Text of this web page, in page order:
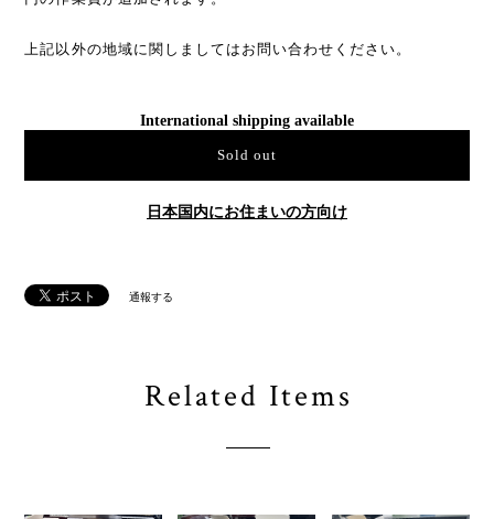
上記以外の地域に関しましてはお問い合わせください。
International shipping available
Sold out
日本国内にお住まいの方向け
通報する
Related Items